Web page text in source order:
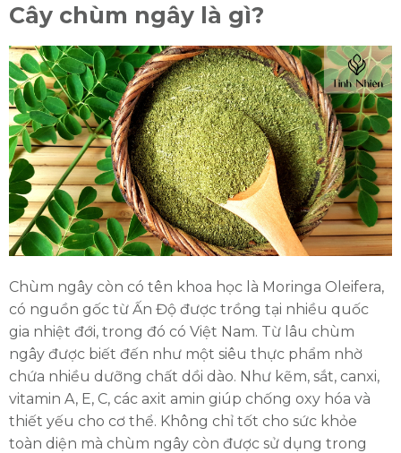
Cây chùm ngây là gì?
Chùm ngây còn có tên khoa học là Moringa Oleifera,
có nguồn gốc từ Ấn Độ được trồng tại nhiều quốc
gia nhiệt đới, trong đó có Việt Nam. Từ lâu chùm
ngây được biết đến như một siêu thực phẩm nhờ
chứa nhiều dưỡng chất dồi dào. Như kẽm, sắt, canxi,
vitamin A, E, C, các axit amin giúp chống oxy hóa và
thiết yếu cho cơ thể. Không chỉ tốt cho sức khỏe
toàn diện mà chùm ngây còn được sử dụng trong